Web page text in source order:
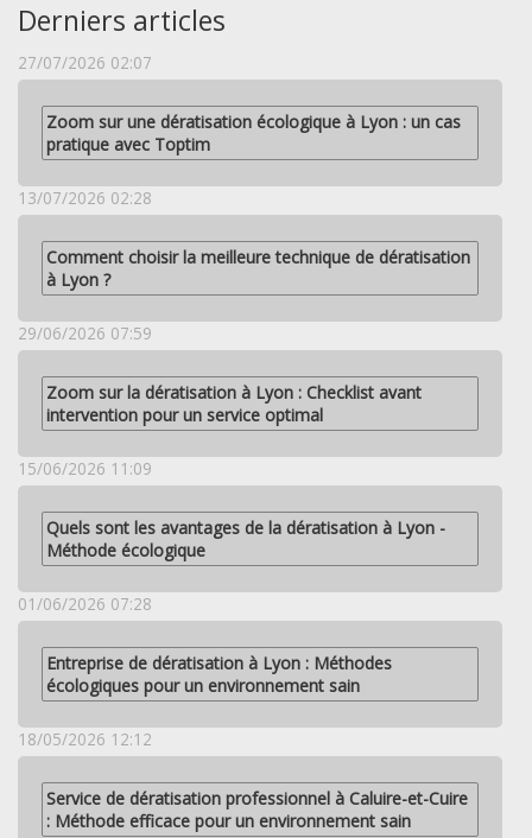
Derniers articles
27/07/2026 02:07
Zoom sur une dératisation écologique à Lyon : un cas
pratique avec Toptim
13/07/2026 02:28
Comment choisir la meilleure technique de dératisation
à Lyon ?
29/06/2026 07:59
Zoom sur la dératisation à Lyon : Checklist avant
intervention pour un service optimal
15/06/2026 11:09
Quels sont les avantages de la dératisation à Lyon -
Méthode écologique
01/06/2026 07:28
Entreprise de dératisation à Lyon : Méthodes
écologiques pour un environnement sain
18/05/2026 12:12
Service de dératisation professionnel à Caluire-et-Cuire
: Méthode efficace pour un environnement sain